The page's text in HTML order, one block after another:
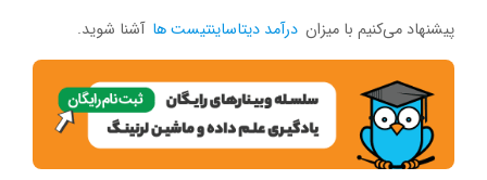
پیشنهاد می‌کنیم با میزان درآمد دیتاساینتیست ها آشنا شوید.